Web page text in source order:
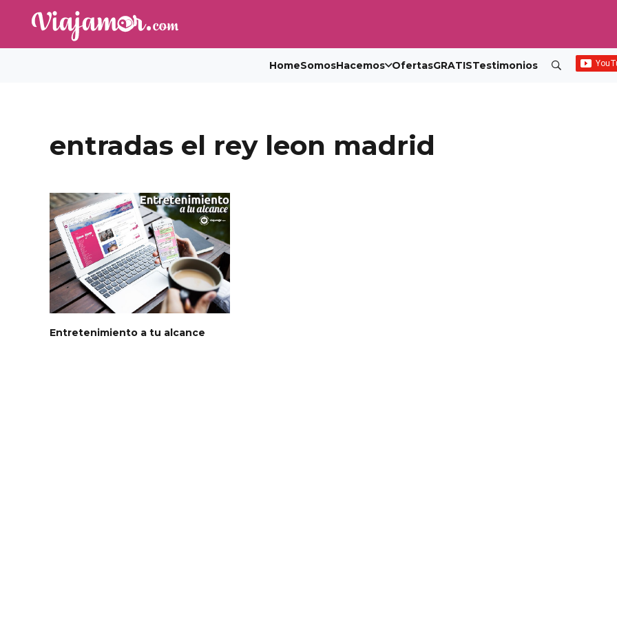
HomeSomosHacemos OfertasGRATISTestimonios
entradas el rey leon madrid
Entretenimiento a tu alcance